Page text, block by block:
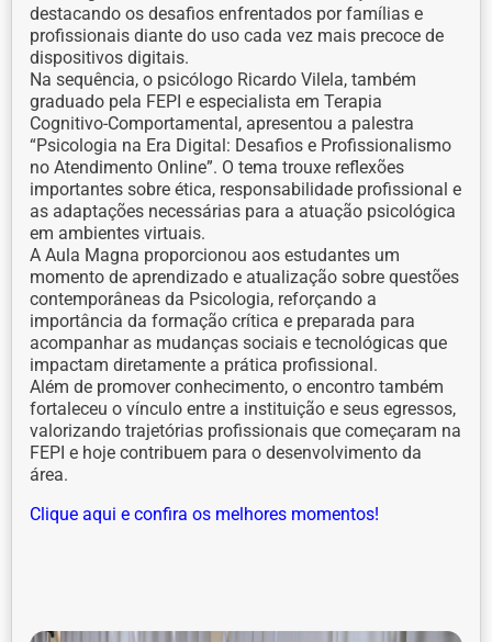
destacando os desafios enfrentados por famílias e
profissionais diante do uso cada vez mais precoce de
dispositivos digitais.
Na sequência, o psicólogo Ricardo Vilela, também
graduado pela FEPI e especialista em Terapia
Cognitivo-Comportamental, apresentou a palestra
“Psicologia na Era Digital: Desafios e Profissionalismo
no Atendimento Online”. O tema trouxe reflexões
importantes sobre ética, responsabilidade profissional e
as adaptações necessárias para a atuação psicológica
em ambientes virtuais.
A Aula Magna proporcionou aos estudantes um
momento de aprendizado e atualização sobre questões
contemporâneas da Psicologia, reforçando a
importância da formação crítica e preparada para
acompanhar as mudanças sociais e tecnológicas que
impactam diretamente a prática profissional.
Além de promover conhecimento, o encontro também
fortaleceu o vínculo entre a instituição e seus egressos,
valorizando trajetórias profissionais que começaram na
FEPI e hoje contribuem para o desenvolvimento da
área.
Clique aqui e confira os melhores momentos!